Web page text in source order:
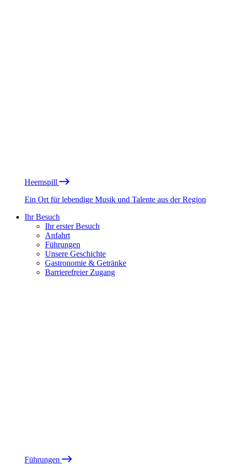
Heemspill
Ein Ort für lebendige Musik und Talente aus der Region
Ihr Besuch
Ihr erster Besuch
Anfahrt
Führungen
Unsere Geschichte
Gastronomie & Getränke
Barrierefreier Zugang
Führungen